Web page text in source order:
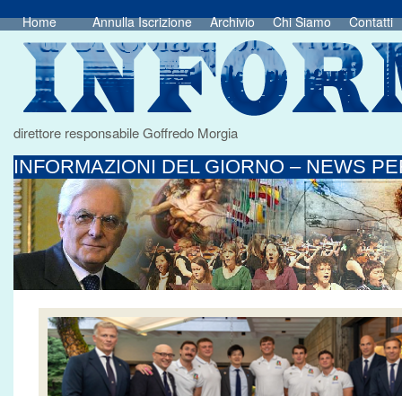
Home Annulla Iscrizione Archivio Chi Siamo Contatti
direttore responsabile Goffredo Morgia
INFORMAZIONI DEL GIORNO – NEWS